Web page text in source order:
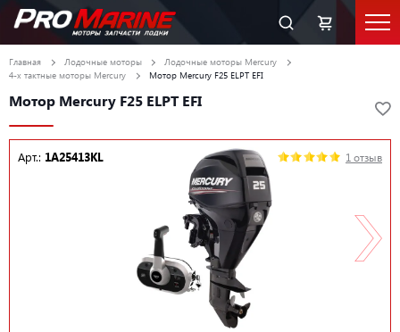
Главная Лодочные моторы
Лодочные моторы Mercury
4-х тактные моторы Mercury
Мотор Mercury F25 ELPT EFI
Мотор Mercury F25 ELPT EFI
Арт.: 1A25413KL 1 отзыв